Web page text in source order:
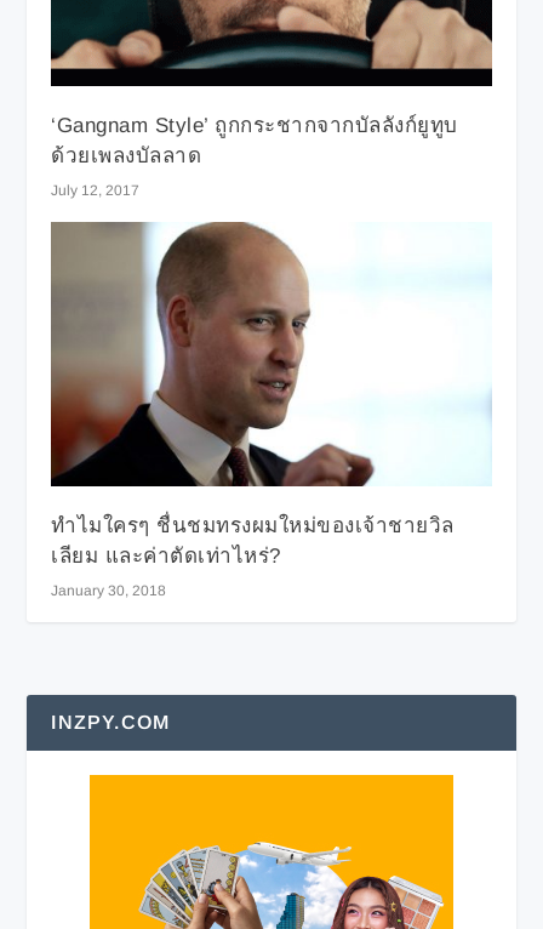
‘Gangnam Style’ ถูกกระชากจากบัลลังก์ยูทูบ
ด้วยเพลงบัลลาด
July 12, 2017
ทำไมใครๆ ชื่นชมทรงผมใหม่ของเจ้าชายวิล
เลียม และค่าตัดเท่าไหร่?
January 30, 2018
INZPY.COM